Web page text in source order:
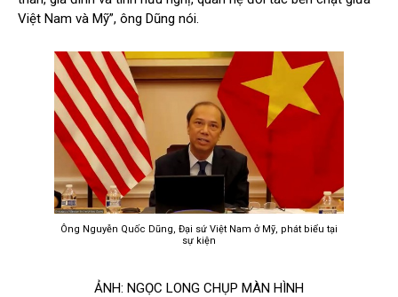
Việt Nam và Mỹ”, ông Dũng nói.
Ông Nguyễn Quốc Dũng, Đại sứ Việt Nam ở Mỹ, phát biểu tại
sự kiện
ẢNH: NGỌC LONG CHỤP MÀN HÌNH